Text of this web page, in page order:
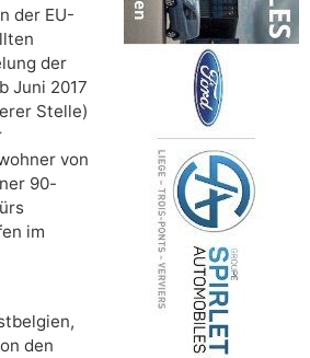
der EU-
der
Juni 2017
Stelle)
von
90-
im
den